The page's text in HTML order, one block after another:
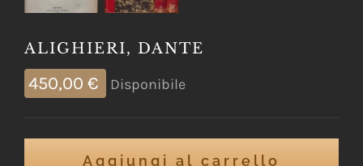
ALIGHIERI, DANTE
450,00 € Disponibile
Aggiungi al carrello